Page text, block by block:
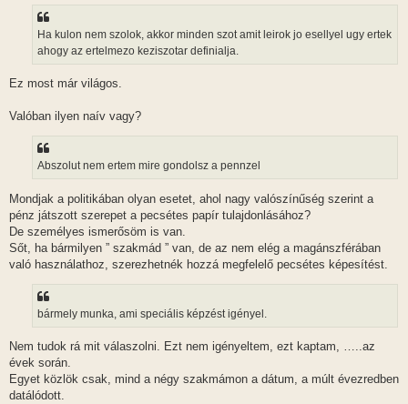
Ha kulon nem szolok, akkor minden szot amit leirok jo esellyel ugy ertek
ahogy az ertelmezo keziszotar definialja.
Ez most már világos.
Valóban ilyen naív vagy?
Abszolut nem ertem mire gondolsz a pennzel
Mondjak a politikában olyan esetet, ahol nagy valószínűség szerint a
pénz játszott szerepet a pecsétes papír tulajdonlásához?
De személyes ismerősöm is van.
Sőt, ha bármilyen ” szakmád ” van, de az nem elég a magánszférában
való használathoz, szerezhetnék hozzá megfelelő pecsétes képesítést.
bármely munka, ami speciális képzést igényel.
Nem tudok rá mit válaszolni. Ezt nem igényeltem, ezt kaptam, …..az
évek során.
Egyet közlök csak, mind a négy szakmámon a dátum, a múlt évezredben
datálódott.